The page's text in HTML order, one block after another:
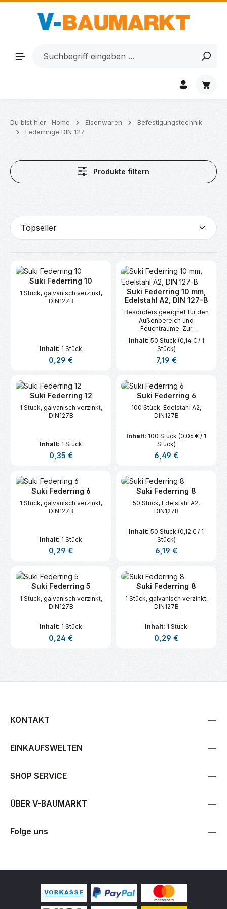
Zum Hauptinhalt springen
Du bist hier: Home Eisenwaren
Befestigungstechnik
Federringe DIN 127
Produkte filtern
Suki Federring 10
1 Stück, galvanisch verzinkt,
DIN127B
Inhalt: 1 Stück
Regulärer Preis:
0,29 €
Suki Federring 10 mm,
Edelstahl A2, DIN 127-B
Besonders geeignet für den
Außenbereich und
Feuchträume. Zur
Verliersicherung, ein
vollständiges Lösen der
Verbindung kann verhindert
werden.
Inhalt: 50 Stück (0,14 € / 1
Stück)
Regulärer Preis:
7,19 €
Suki Federring 12
1 Stück, galvanisch verzinkt,
DIN127B
Inhalt: 1 Stück
Regulärer Preis:
0,35 €
Suki Federring 6
100 Stück, Edelstahl A2,
DIN127B
Inhalt: 100 Stück (0,06 € / 1
Stück)
Regulärer Preis:
6,49 €
Suki Federring 6
1 Stück, galvanisch verzinkt,
DIN127B
Inhalt: 1 Stück
Regulärer Preis:
0,29 €
Suki Federring 8
50 Stück, Edelstahl A2,
DIN127B
Inhalt: 50 Stück (0,12 € / 1
Stück)
Regulärer Preis:
6,19 €
Suki Federring 5
1 Stück, galvanisch verzinkt,
DIN127B
Inhalt: 1 Stück
Regulärer Preis:
0,24 €
Suki Federring 8
1 Stück, galvanisch verzinkt,
DIN127B
Inhalt: 1 Stück
Regulärer Preis:
0,29 €
KONTAKT
EINKAUFSWELTEN
SHOP SERVICE
ÜBER V-BAUMARKT
Folge uns